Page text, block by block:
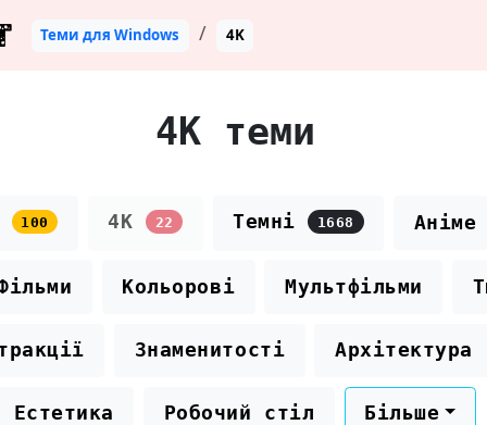
Теми для Windows 4K
4K теми
100 4K 22 Темні 1668 Аніме
Кольорові Мультфільми
Знаменитості Архітектура
Естетика Робочий стіл Більше